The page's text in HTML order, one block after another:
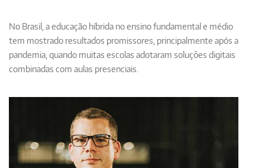
No Brasil, a educação híbrida no ensino fundamental e médio
tem mostrado resultados promissores, principalmente após a
pandemia, quando muitas escolas adotaram soluções digitais
combinadas com aulas presenciais.